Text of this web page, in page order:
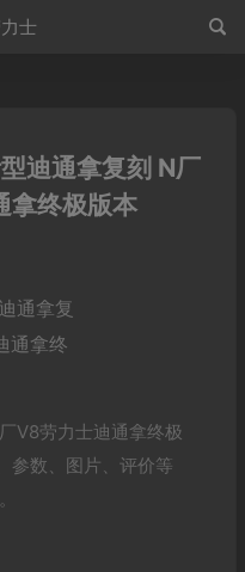
士
迪通拿复刻 N厂
拿终极版本
V8劳力士迪通拿终极
参数、图片、评价等